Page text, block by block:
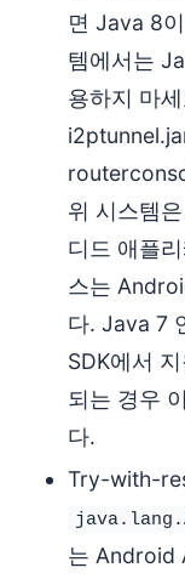
면 Java 8
템에서는
용하지 마
위 시스템
디드 애플
스는
다. Java 7
SDK에서
되는 경우
다.
Try-with-
는 Android